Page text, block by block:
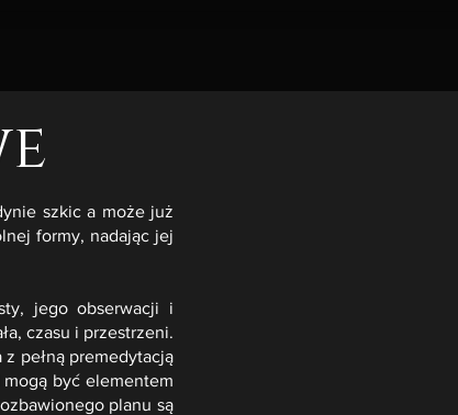
szkic a może już
formy, nadając jej
jego obserwacji i
czasu i przestrzeni.
pełną premedytacją
mogą być elementem
planu są